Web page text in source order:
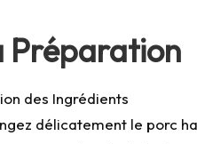
Préparation
des Ingrédients
délicatement le porc